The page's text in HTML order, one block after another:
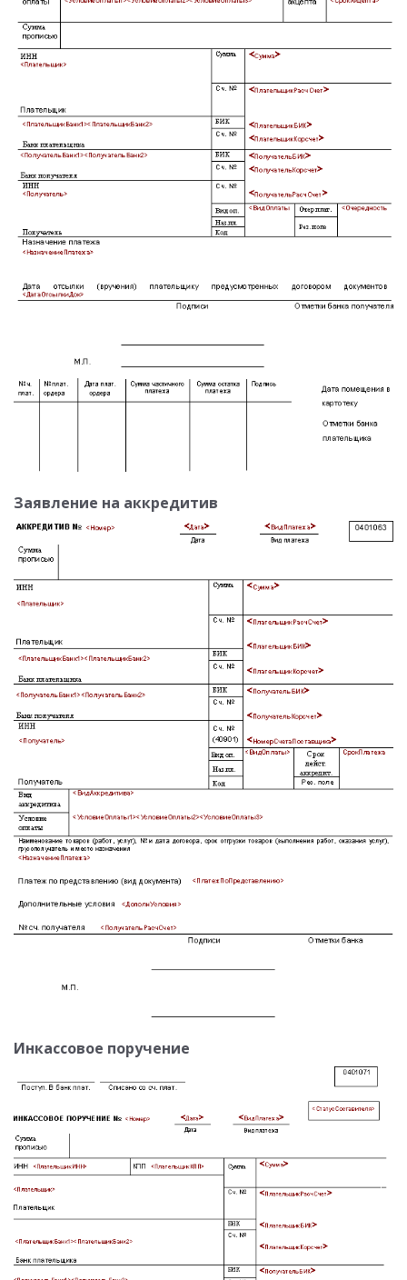
Заявление на аккредитив
Инкассовое поручение